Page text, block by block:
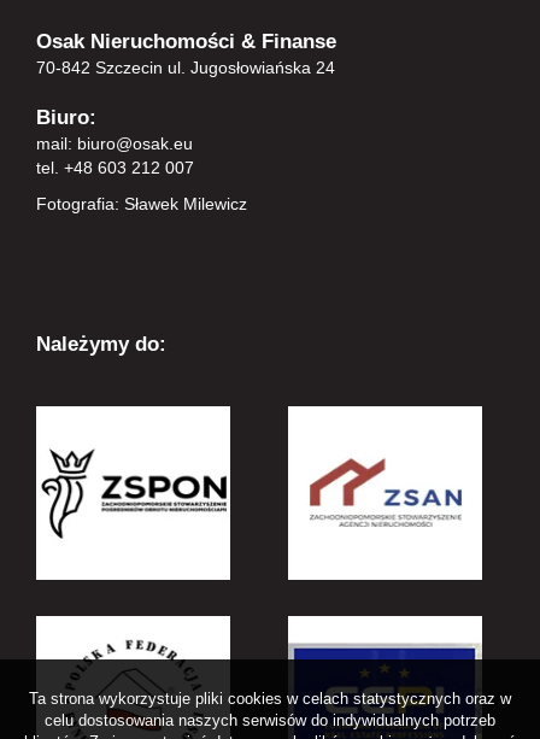
Osak Nieruchomości & Finanse
70-842 Szczecin ul. Jugosłowiańska 24
Biuro:
mail: biuro@osak.eu
tel. +48 603 212 007
Fotografia: Sławek Milewicz
Należymy do:
Ta strona wykorzystuje pliki cookies w celach statystycznych oraz w
celu dostosowania naszych serwisów do indywidualnych potrzeb